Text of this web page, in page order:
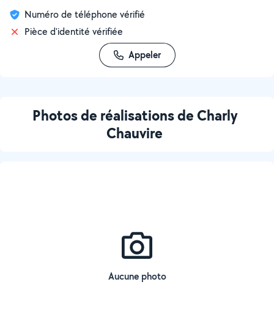
Numéro de téléphone vérifié
Pièce d'identité vérifiée
Appeler
Photos de réalisations de Charly
Chauvire
Aucune photo